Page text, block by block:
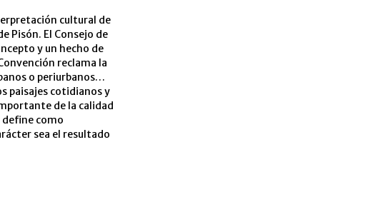
cultural de
Pisón. El Consejo de
y un hecho de
reclama la
o periurbanos…
paisajes cotidianos y
de la calidad
define como
sea el resultado